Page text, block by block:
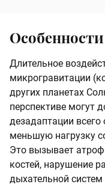
Длительное
микрогравитации
других планетах
перспективе могут
дезадаптации
меньшую нагрузку
Это вызывает
костей, нарушение
дыхательной